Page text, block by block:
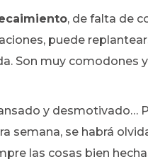
, de falta de
puede
Son muy comodones
y desmotivado…
semana, se habrá
las cosas bien